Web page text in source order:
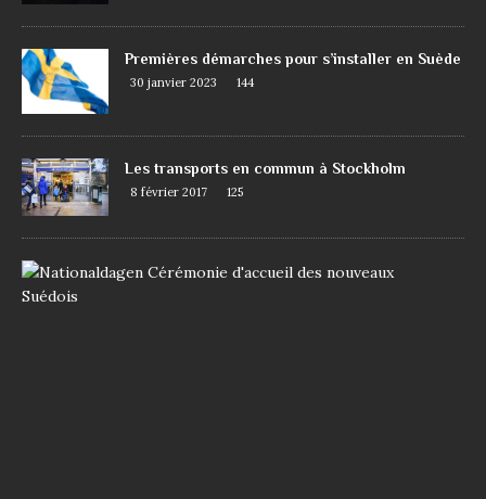
Premières démarches pour s’installer en Suède
30 janvier 2023 144
Les transports en commun à Stockholm
8 février 2017 125